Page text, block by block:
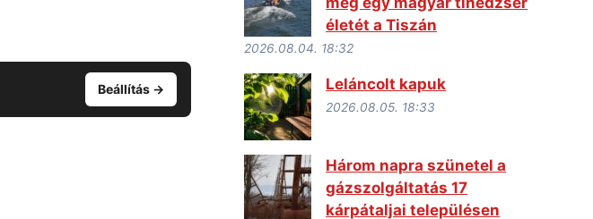
Beállítás →
életét a Tiszán
2026.08.04. 18:32
Leláncolt kapuk
2026.08.05. 18:33
Három napra szünetel a
gázszolgáltatás 17
kárpátaljai településen